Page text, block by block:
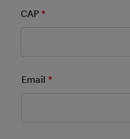
CAP*
Email *Mandatory Field